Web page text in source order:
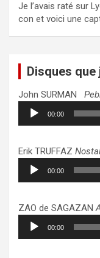
Je l’avais raté sur
con et voici une
Disques que
John SURMAN
Lecteur
audio
00:00
Erik TRUFFAZ
Lecteur
audio
00:00
ZAO de SAGAZAN
Lecteur
audio
00:00